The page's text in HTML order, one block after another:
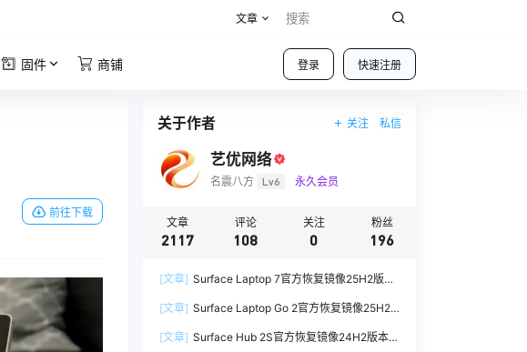
文章
登录 快速注册
固件 商铺
前往下载
关于作者 关注 私信
艺优网络
名震八方 Lv6 永久会员
文章
2117
评论
108
关注
0
粉丝
196
[文章] Surface Laptop 7官方恢复镜像25H2版本
254.zip网盘下载
[文章] Surface Laptop Go 2官方恢复镜像25H2
SurfaceLaptopGo2_BMR_42032_2026.507.118
[文章] Surface Hub 2S官方恢复镜像24H2版本